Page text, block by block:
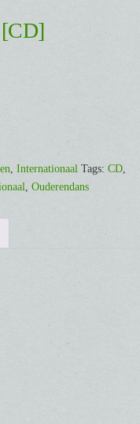
[CD]
, Internationaal Tags: CD,
, Ouderendans